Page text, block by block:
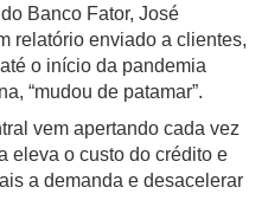
Banco Fator, José
relatório enviado a clientes,
o início da pandemia
“mudou de patamar”.
vem apertando cada vez
eleva o custo do crédito e
a demanda e desacelerar